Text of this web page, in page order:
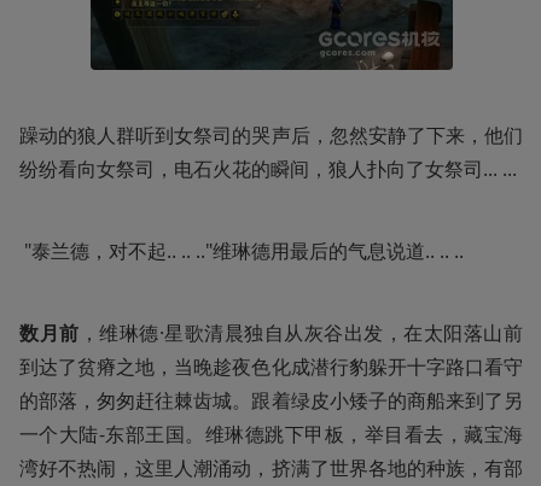
躁动的狼人群听到女祭司的哭声后，忽然安静了下来，他们
纷纷看向女祭司，电石火花的瞬间，狼人扑向了女祭司... ...
"泰兰德，对不起.. .. .."维琳德用最后的气息说道.. .. ..
数月前 ，维琳德·星歌清晨独自从灰谷出发，在太阳落山前
到达了贫瘠之地，当晚趁夜色化成潜行豹躲开十字路口看守
的部落，匆匆赶往棘齿城。跟着绿皮小矮子的商船来到了另
一个大陆-东部王国。维琳德跳下甲板，举目看去，藏宝海
湾好不热闹，这里人潮涌动，挤满了世界各地的种族，有部